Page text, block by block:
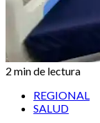
2 min de lectura
REGIONAL
SALUD